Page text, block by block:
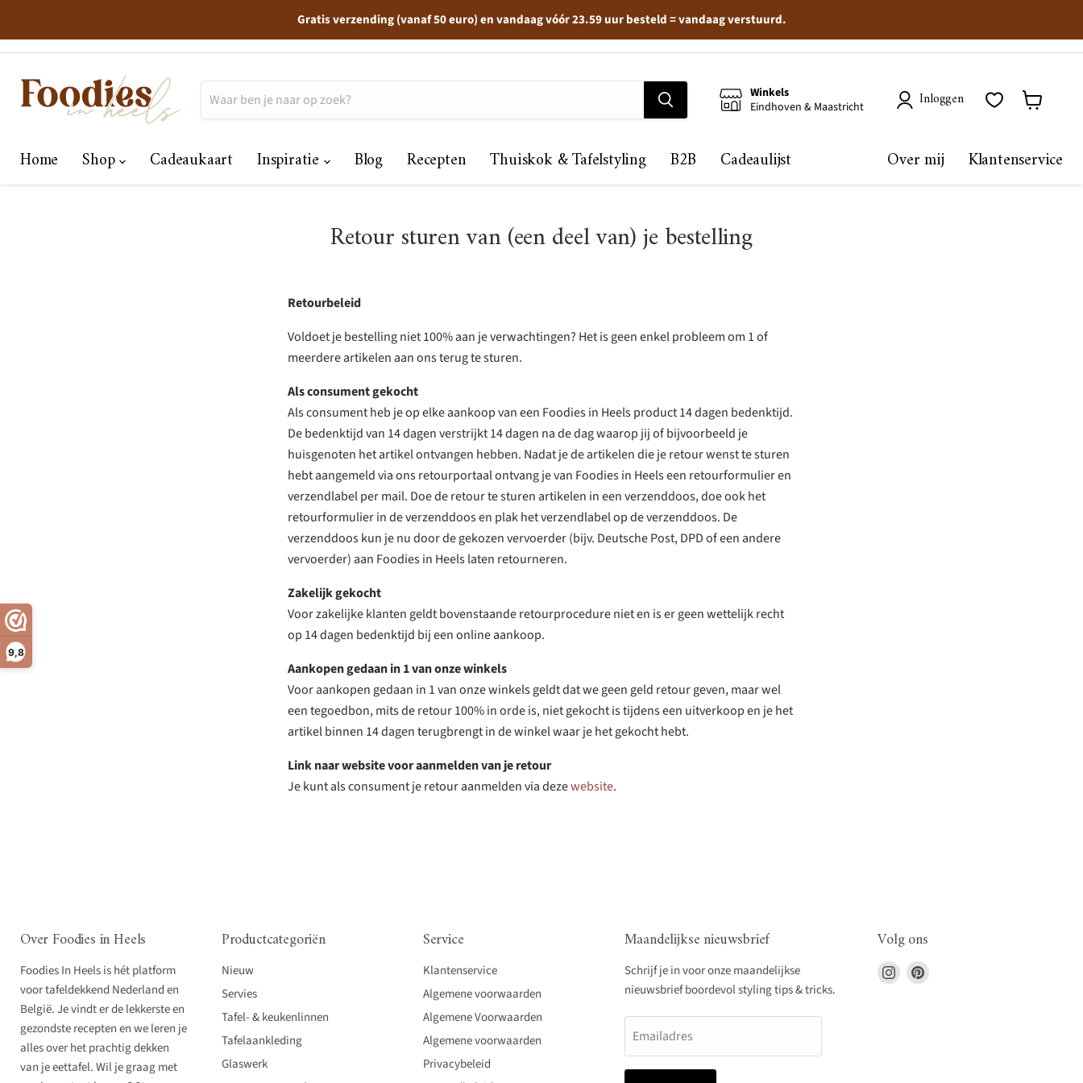
9,8
Gratis verzending (vanaf 50 euro) en vandaag vóór 23.59 uur besteld = vandaag verstuurd.
Winkels
Eindhoven & Maastricht
Inloggen
Home Shop Cadeaukaart Inspiratie Blog Recepten Thuiskok & Tafelstyling B2B Cadeaulijst Over mij Klantenservice
Retour sturen van (een deel van) je bestelling
Retourbeleid
Voldoet je bestelling niet 100% aan je verwachtingen? Het is geen enkel probleem om 1 of
meerdere artikelen aan ons terug te sturen.
Als consument gekocht
Als consument heb je op elke aankoop van een Foodies in Heels product 14 dagen bedenktijd.
De bedenktijd van 14 dagen verstrijkt 14 dagen na de dag waarop jij of bijvoorbeeld je
huisgenoten het artikel ontvangen hebben. Nadat je de artikelen die je retour wenst te sturen
hebt aangemeld via ons retourportaal ontvang je van Foodies in Heels een retourformulier en
verzendlabel per mail. Doe de retour te sturen artikelen in een verzenddoos, doe ook het
retourformulier in de verzenddoos en plak het verzendlabel op de verzenddoos. De
verzenddoos kun je nu door de gekozen vervoerder (bijv. Deutsche Post, DPD of een andere
vervoerder) aan Foodies in Heels laten retourneren.
Zakelijk gekocht
Voor zakelijke klanten geldt bovenstaande retourprocedure niet en is er geen wettelijk recht
op 14 dagen bedenktijd bij een online aankoop.
Aankopen gedaan in 1 van onze winkels
Voor aankopen gedaan in 1 van onze winkels geldt dat we geen geld retour geven, maar wel
een tegoedbon, mits de retour 100% in orde is, niet gekocht is tijdens een uitverkoop en je het
artikel binnen 14 dagen terugbrengt in de winkel waar je het gekocht hebt.
Link naar website voor aanmelden van je retour
Je kunt als consument je retour aanmelden via dezewebsite.
Over Foodies in Heels
Foodies In Heels is hét platform
voor tafeldekkend Nederland en
België. Je vindt er de lekkerste en
gezondste recepten en we leren je
alles over het prachtig dekken
van je eettafel. Wil je graag met
Productcategoriën
Nieuw
Servies
Tafel- & keukenlinnen
Tafelaankleding
Glaswerk
Service
Klantenservice
Algemene voorwaarden
Algemene Voorwaarden
Algemene voorwaarden
Privacybeleid
Maandelijkse nieuwsbrief
Schrijf je in voor onze maandelijkse
nieuwsbrief boordevol styling tips & tricks.
Emailadres
Volg ons
Vind
ons
Vind